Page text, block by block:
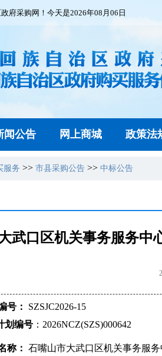
府采购网！今天是2026年08月06日
闻公告 网上商城 政策法
服务 >> 市县采购公告 >> 中标公告
武口区机关事务服务中
号：
SZSJC2026-15
划编号 ：2026NCZ(SZS)000642
称： 石嘴山市大武口区机关事务服